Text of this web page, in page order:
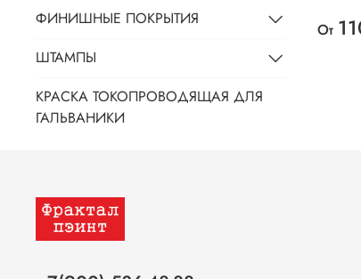
От
ФИНИШНЫЕ ПОКРЫТИЯ
ШТАМПЫ
КРАСКА ТОКОПРОВОДЯЩАЯ ДЛЯ
ГАЛЬВАНИКИ